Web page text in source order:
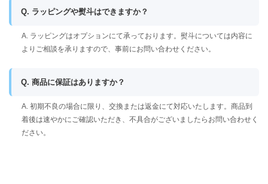
Q. ラッピングや熨斗はできますか？
A. ラッピングはオプションにて承っております。熨斗については内容に
よりご相談を承りますので、事前にお問い合わせください。
Q. 商品に保証はありますか？
A. 初期不良の場合に限り、交換または返金にて対応いたします。商品到
着後は速やかにご確認いただき、不具合がございましたらお問い合わせく
ださい。